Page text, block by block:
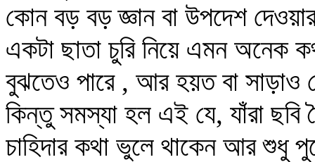
কোন বড় বড় জ্ঞান বা উপদেশ দেওয়ার
একটা ছাতা চুরি নিয়ে এমন অনেক
বুঝতেও পারে , আর হয়ত বা সাড়াও
কিন্তু সমস্যা হল এই যে, যাঁরা ছবি
চাহিদার কথা ভুলে থাকেন আর শুধু